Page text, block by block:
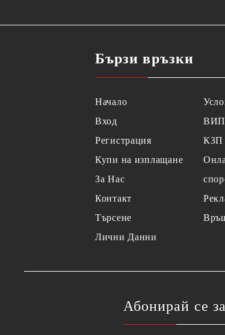
Бързи връзки
Начало
Вход
Регистрация
Купи на изплащане
За Нас
Контакт
Търсене
Лични Данни
КЗП
Абонирай се